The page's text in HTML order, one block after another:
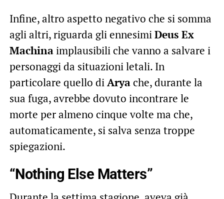
Infine, altro aspetto negativo che si somma
agli altri, riguarda gli ennesimiDeus Ex
Machinaimplausibili che vanno a salvare i
personaggi da situazioni letali. In
particolare quello diAryache, durante la
sua fuga, avrebbe dovuto incontrare le
morte per almeno cinque volte ma che,
automaticamente, si salva senza troppe
spiegazioni.
“Nothing Else Matters”